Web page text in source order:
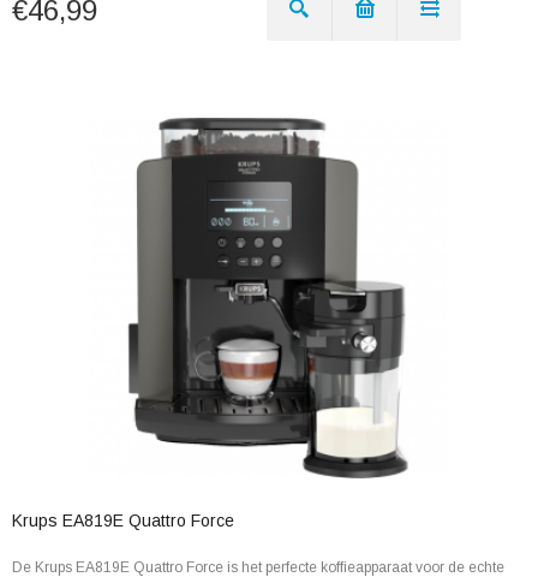
€46,99
Krups EA819E Quattro Force
De Krups EA819E Quattro Force is het perfecte koffieapparaat voor de echte